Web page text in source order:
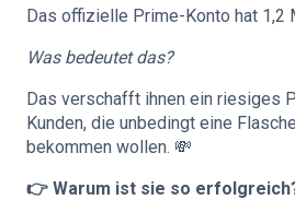
Das offizielle Prime-Konto hat 1,2
Was bedeutet das?
Das verschafft ihnen ein riesiges
Kunden, die unbedingt eine
bekommen wollen. 💸
👉 Warum ist sie so